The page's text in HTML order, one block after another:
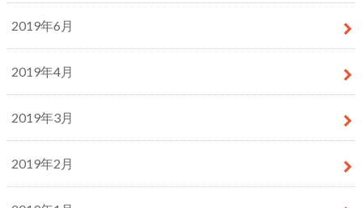
2019年6月
2019年4月
2019年3月
2019年2月